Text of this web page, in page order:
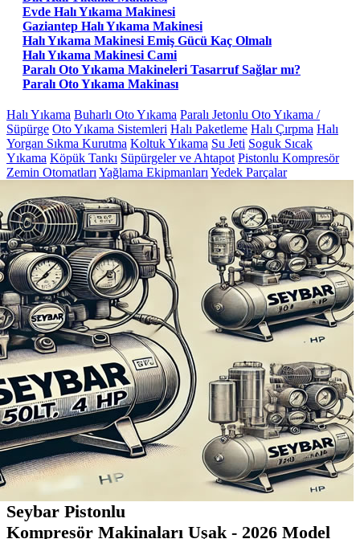
Evde Halı Yıkama Makinesi
Gaziantep Halı Yıkama Makinesi
Halı Yıkama Makinesi Emiş Gücü Kaç Olmalı
Halı Yıkama Makinesi Cami
Paralı Oto Yıkama Makineleri Tasarruf Sağlar mı?
Paralı Oto Yıkama Makinası
Halı Yıkama Buharlı Oto Yıkama Paralı Jetonlu Oto Yıkama /
Süpürge Oto Yıkama Sistemleri Halı Paketleme Halı Çırpma Halı
Yorgan Sıkma Kurutma Koltuk Yıkama Su Jeti Soguk Sıcak
Yıkama Köpük Tankı Süpürgeler ve Ahtapot Pistonlu Kompresör
Zemin Otomatları Yağlama Ekipmanları Yedek Parçalar
Seybar Pistonlu
Kompresör Makinaları Uşak - 2026 Model